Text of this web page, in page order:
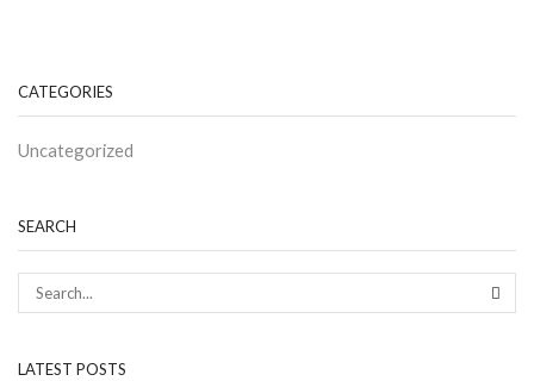
CATEGORIES
Uncategorized
SEARCH
LATEST POSTS